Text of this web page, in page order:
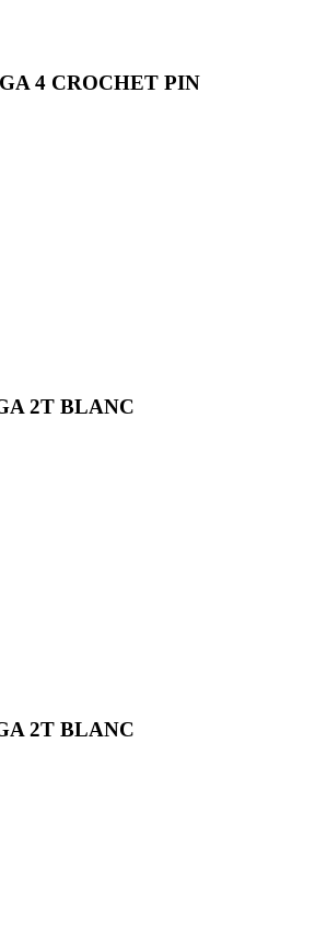
4 CROCHET PIN
2T BLANC
2T BLANC